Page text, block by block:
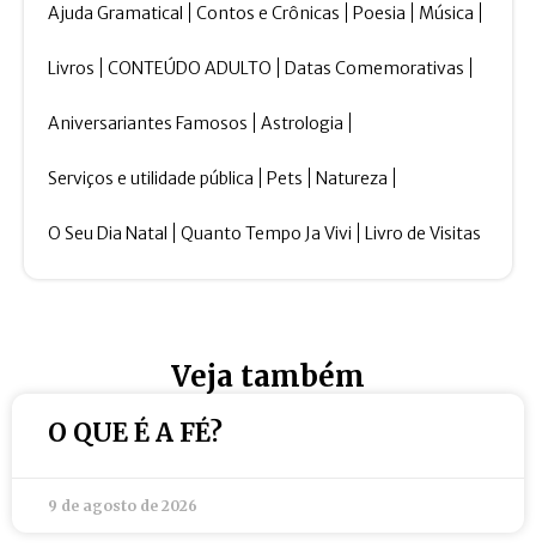
Ajuda Gramatical Contos e Crônicas Poesia Música
Livros CONTEÚDO ADULTO Datas Comemorativas
Aniversariantes Famosos Astrologia
Serviços e utilidade pública Pets Natureza
O Seu Dia Natal Quanto Tempo Ja Vivi Livro de Visitas
Veja também
O QUE É A FÉ?
9 de agosto de 2026